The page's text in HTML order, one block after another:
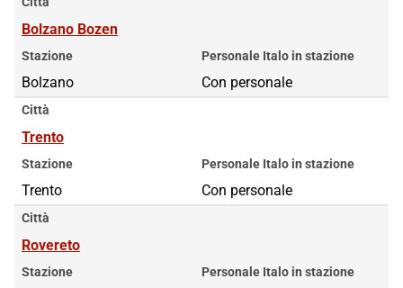
Bolzano Bozen
Stazione
Bolzano
Personale Italo in stazione
Con personale
Città
Trento
Stazione
Trento
Personale Italo in stazione
Con personale
Città
Rovereto
Stazione Personale Italo in stazione